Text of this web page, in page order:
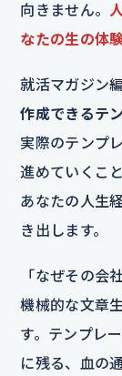
向きません。
なたの生の体
就活マガジン
作成できるテ
実際のテンプ
進めていくこ
あなたの人生
き出します。
「なぜその会
機械的な文章
す。テンプレ
に残る、血の